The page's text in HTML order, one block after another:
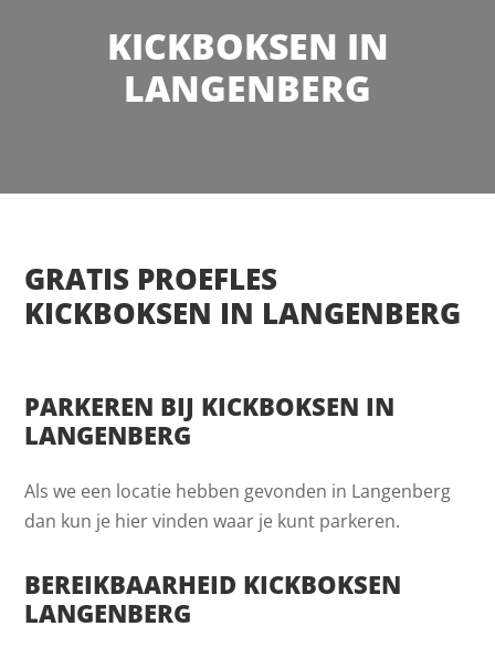
KICKBOKSEN IN
LANGENBERG
GRATIS PROEFLES
KICKBOKSEN IN LANGENBERG
PARKEREN BIJ KICKBOKSEN IN
LANGENBERG
Als we een locatie hebben gevonden in Langenberg
dan kun je hier vinden waar je kunt parkeren.
BEREIKBAARHEID KICKBOKSEN
LANGENBERG